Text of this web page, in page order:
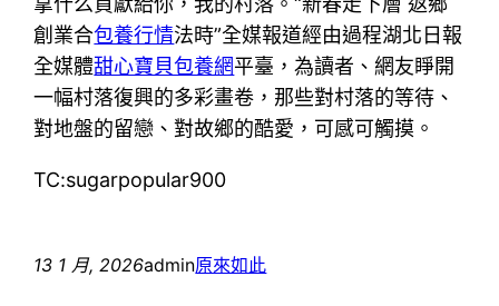
創業合包養行情法時”全媒報道經由過程湖北日報
全媒體甜心寶貝包養網平臺，為讀者、網友睜開
一幅村落復興的多彩畫卷，那些對村落的等待、
對地盤的留戀、對故鄉的酷愛，可感可觸摸。
TC:sugarpopular900
13 1 月, 2026admin原來如此